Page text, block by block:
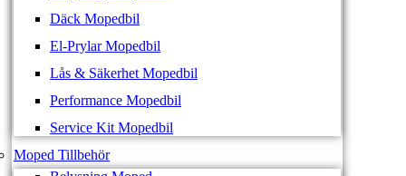
Däck Mopedbil
El-Prylar Mopedbil
Lås & Säkerhet Mopedbil
Performance Mopedbil
Service Kit Mopedbil
Moped Tillbehör